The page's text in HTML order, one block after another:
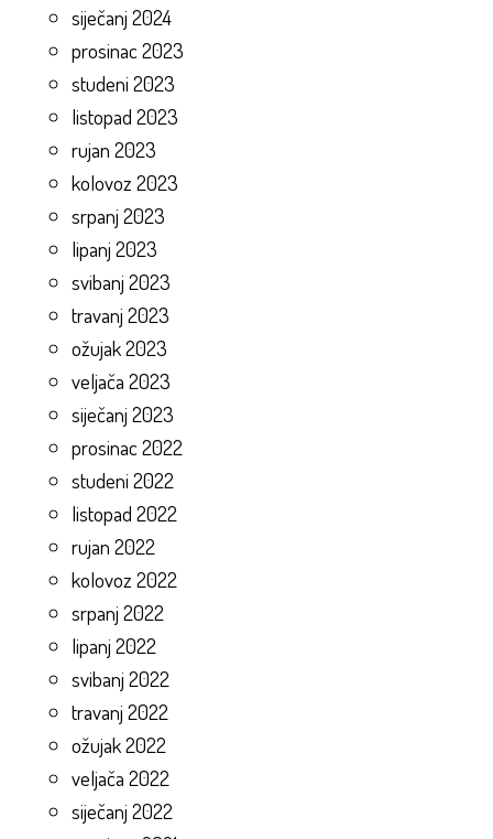
siječanj 2024
prosinac 2023
studeni 2023
listopad 2023
rujan 2023
kolovoz 2023
srpanj 2023
lipanj 2023
svibanj 2023
travanj 2023
ožujak 2023
veljača 2023
siječanj 2023
prosinac 2022
studeni 2022
listopad 2022
rujan 2022
kolovoz 2022
srpanj 2022
lipanj 2022
svibanj 2022
travanj 2022
ožujak 2022
veljača 2022
siječanj 2022